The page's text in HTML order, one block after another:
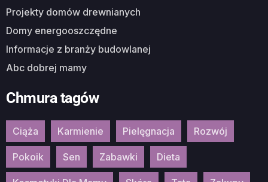
Projekty domów drewnianych
Domy energooszczędne
Informacje z branży budowlanej
Abc dobrej mamy
Chmura tagów
Ciąża Karmienie Pielęgnacja Rozwój
Pokoik Sen Zabawki Dieta